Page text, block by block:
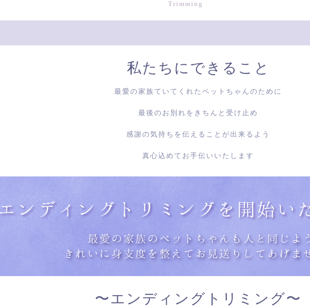
Trimming
私たちにできること
最愛の家族ていてくれたペットちゃんのために
最後のお別れをきちんと受け止め
感謝の気持ちを伝えることが出来るよう
真心込めてお手伝いいたします
〜エンディングトリミング〜